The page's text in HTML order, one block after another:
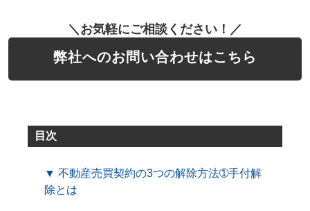
＼お気軽にご相談ください！／
弊社へのお問い合わせはこちら
目次
▼ 不動産売買契約の3つの解除方法➀手付解
除とは